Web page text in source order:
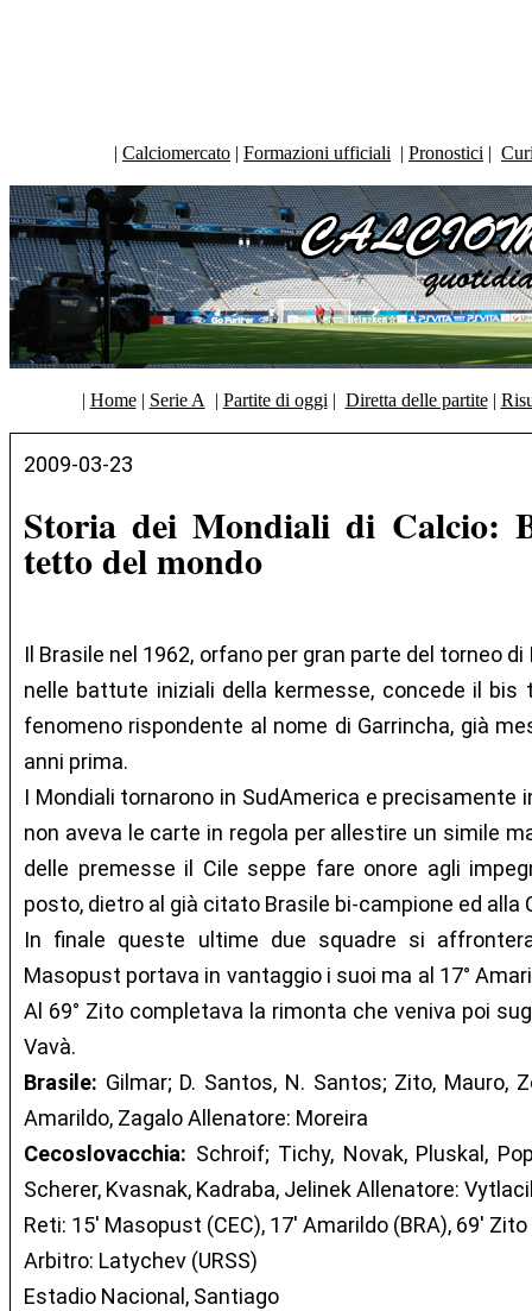
| Calciomercato | Formazioni ufficiali | Pronostici |
| Home| Serie A | Partite di oggi | Diretta delle partite|
2009-03-23
Storia dei Mondiali di Calcio:
tetto del mondo
Il Brasile nel 1962, orfano per gran parte del torneo
nelle battute iniziali della kermesse, concede il bis
fenomeno rispondente al nome di Garrincha, già
anni prima.
I Mondiali tornarono in SudAmerica e precisamente
non aveva le carte in regola per allestire un simile
delle premesse il Cile seppe fare onore agli
posto, dietro al già citato Brasile bi-campione ed alla
In finale queste ultime due squadre si
Masopust portava in vantaggio i suoi ma al 17°
Al 69° Zito completava la rimonta che veniva poi
Vavà.
Brasile: Gilmar; D. Santos, N. Santos; Zito, Mauro,
Amarildo, Zagalo Allenatore: Moreira
Cecoslovacchia: Schroif; Tichy, Novak, Pluskal,
Scherer, Kvasnak, Kadraba, Jelinek Allenatore:
Reti: 15' Masopust (CEC), 17' Amarildo (BRA), 69' Zito
Arbitro: Latychev (URSS)
Estadio Nacional, Santiago